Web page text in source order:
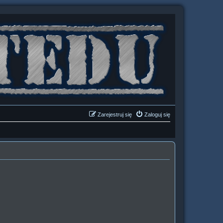
Zaloguj się
Zarejestruj się